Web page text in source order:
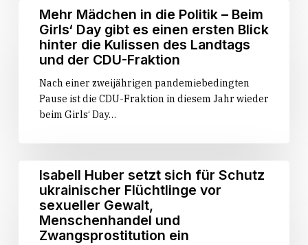
Mehr
Mädchen
Beim
Girls‘
einen
ersten
Blick
hinter
Mehr Mädchen in die Politik – Beim
Girls‘ Day gibt es einen ersten Blick
hinter die Kulissen des Landtags
und der CDU-Fraktion
Nach einer zweijährigen pandemiebedingten
Pause ist die CDU-Fraktion in diesem Jahr wieder
beim Girls‘ Day…
Isabell
HuberIsabell Huber setzt sich für Schutz
ukrainischer Flüchtlinge vor
sexueller Gewalt,
Menschenhandel und
Zwangsprostitution ein